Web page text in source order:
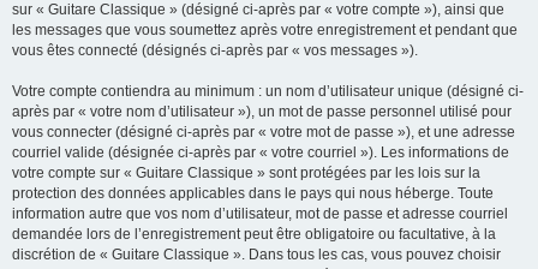
sur « Guitare Classique » (désigné ci-après par « votre compte »), ainsi que
les messages que vous soumettez après votre enregistrement et pendant que
vous êtes connecté (désignés ci-après par « vos messages »).
Votre compte contiendra au minimum : un nom d’utilisateur unique (désigné ci-
après par « votre nom d’utilisateur »), un mot de passe personnel utilisé pour
vous connecter (désigné ci-après par « votre mot de passe »), et une adresse
courriel valide (désignée ci-après par « votre courriel »). Les informations de
votre compte sur « Guitare Classique » sont protégées par les lois sur la
protection des données applicables dans le pays qui nous héberge. Toute
information autre que vos nom d’utilisateur, mot de passe et adresse courriel
demandée lors de l’enregistrement peut être obligatoire ou facultative, à la
discrétion de « Guitare Classique ». Dans tous les cas, vous pouvez choisir